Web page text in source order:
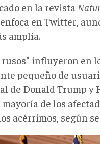
en la revista
en Twitter,
amplia.
influyeron en
pequeño de
de Donald Trump y
mayoría de los
acérrimos, según